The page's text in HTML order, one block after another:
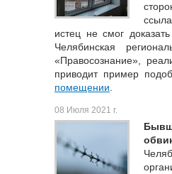
истец не смог
Челябинская
«Правосознание»,
приводит пример
помещении
08 Июля 2021 г.